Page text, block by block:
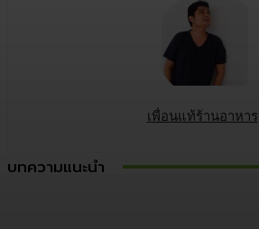
เพื่อนแท้ร้านอาหาร
บทความแนะนำ